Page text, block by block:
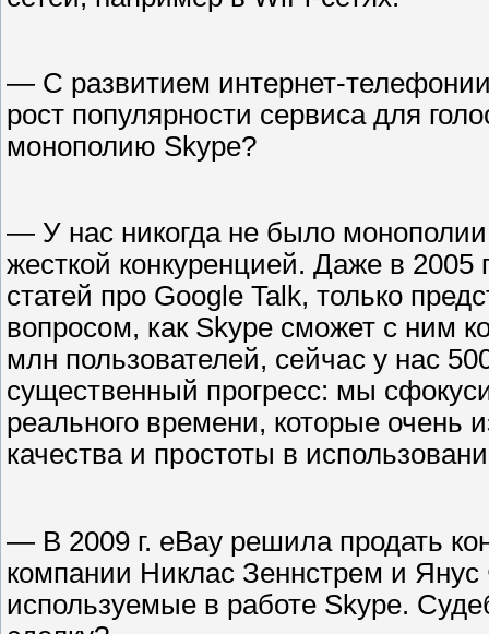
— С развитием интернет-
рост популярности сервиса для
монополию Skype?
— У нас никогда не было
жесткой конкуренцией. Даже в 2005
статей про Google Talk, только
вопросом, как Skype сможет с ним
млн пользователей, сейчас у нас
существенный прогресс: мы
реального времени, которые очень
качества и простоты в
— В 2009 г. eBay решила продать
компании Никлас Зеннстрем и
используемые в работе Skype.